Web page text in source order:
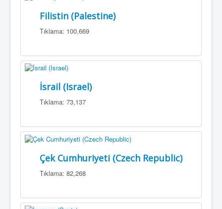
Filistin (Palestine)
Tıklama: 100,669
İsrail (Israel)
Tıklama: 73,137
Çek Cumhuriyeti (Czech Republic)
Tıklama: 82,268